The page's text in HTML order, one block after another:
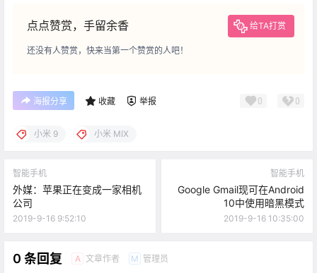
点点赞赏，手留余香 给TA打赏
还没有人赞赏，快来当第一个赞赏的人吧！
海报分享 收藏 举报 0 0
小米 9 小米 MIX
智能手机
外媒：苹果正在变成一家相机
公司
2019-9-16 9:52:10
智能手机
Google Gmail现可在Android
10中使用暗黑模式
2019-9-16 10:35:00
0 条回复 A 文章作者 M 管理员